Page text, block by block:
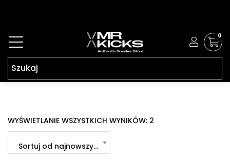
0
WYŚWIETLANIE WSZYSTKICH WYNIKÓW: 2
Sortuj od najnowszych